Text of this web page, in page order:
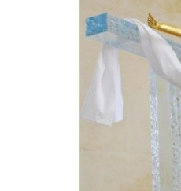
20,00€